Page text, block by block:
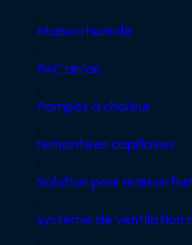
,
Maison humide
,
PAC air/air
,
Pompes à chaleur
,
remontées capillaires
,
Solution pour maison
,
système de ventilation
,